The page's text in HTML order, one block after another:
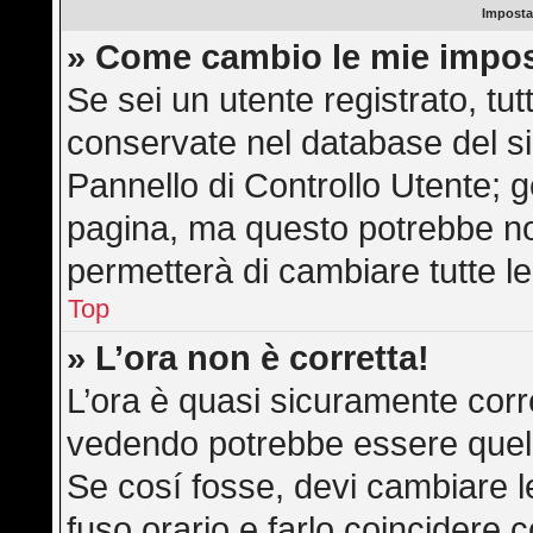
» Come cambio le mie
Se sei un utente registrato,
conservate nel database del
Pannello di Controllo Utente;
pagina, ma questo potrebbe
permetterà di cambiare tutte
Top
» L’ora non è corretta!
L’ora è quasi sicuramente
vedendo potrebbe essere
Se cosí fosse, devi cambiare